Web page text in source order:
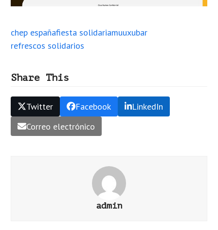
chep españafiesta solidariamuuxubar
refrescos solidarios
Share This
Twitter Facebook
LinkedIn
Correo electrónico
admin